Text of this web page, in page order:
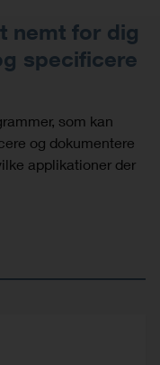
nemt for dig
specificere
som kan
og dokumentere
applikationer der